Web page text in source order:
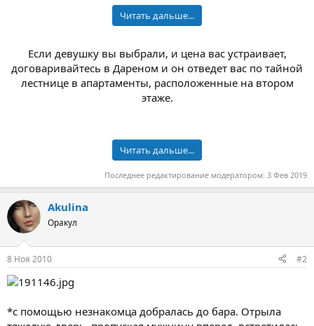
Читать дальше...
Если девушку вы выбрали, и цена вас устраивает,
договаривайтесь в Дареном и он отведет вас по тайной
лестнице в апартаменты, расположенные на втором
этаже.
Читать дальше...
Последнее редактирование модератором: 3 Фев 2019
Akulina
Оракул
8 Ноя 2010 #2
*с помощью незнакомца добралась до бара. Отрыла